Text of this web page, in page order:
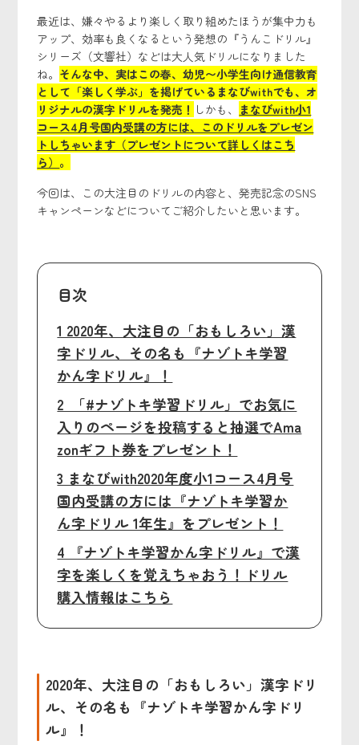
最近は、嫌々やるより楽しく取り組めたほうが集中力も
アップ、効率も良くなるという発想の『うんこドリル』
シリーズ（文響社）などは大人気ドリルになりました
ね。 そんな中、実はこの春、幼児〜小学生向け通信教育
として「楽しく学ぶ」を掲げているまなびwithでも、オ
リジナルの漢字ドリルを発売！ しかも、
まなびwith小1
コース4月号国内受講の方には、このドリルをプレゼン
トしちゃいます（プレゼントについて詳しくはこち
ら） 。
今回は、この大注目のドリルの内容と、発売記念のSNS
キャンペーンなどについてご紹介したいと思います。
目次
1 2020年、大注目の「おもしろい」漢
字ドリル、その名も『ナゾトキ学習
かん字ドリル』！
2 「#ナゾトキ学習ドリル」でお気に
入りのページを投稿すると抽選でAma
zonギフト券をプレゼント！
3 まなびwith2020年度小1コース4月号
国内受講の方には『ナゾトキ学習か
ん字ドリル 1年生』をプレゼント！
4 『ナゾトキ学習かん字ドリル』で漢
字を楽しくを覚えちゃおう！ドリル
購入情報はこちら
2020年、大注目の「おもしろい」漢字ドリ
ル、その名も『ナゾトキ学習かん字ドリ
ル』！